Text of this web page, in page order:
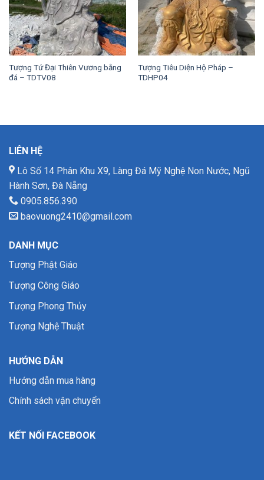
Tượng Tứ Đại Thiên Vương bằng
đá – TDTV08
Tượng Tiêu Diện Hộ Pháp –
TDHP04
LIÊN HỆ
Lô Số 14 Phân Khu X9, Làng Đá Mỹ Nghệ Non Nước, Ngũ
Hành Sơn, Đà Nẵng
0905.856.390
baovuong2410@gmail.com
DANH MỤC
Tượng Phật Giáo
Tượng Công Giáo
Tượng Phong Thủy
Tượng Nghệ Thuật
HƯỚNG DẪN
Hướng dẫn mua hàng
Chính sách vận chuyển
KẾT NỐI FACEBOOK